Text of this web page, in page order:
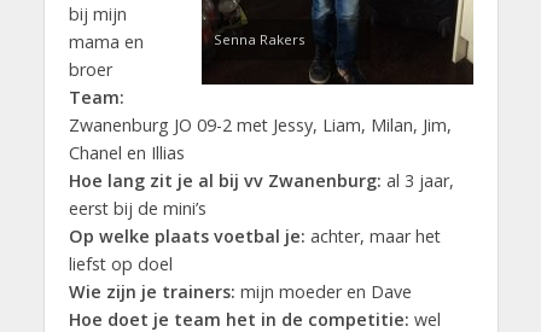
Senna Rakers
bij mijn
mama en
broer
Team:
Zwanenburg JO 09-2 met Jessy, Liam, Milan, Jim,
Chanel en Illias
Hoe lang zit je al bij vv Zwanenburg: al 3 jaar,
eerst bij de mini’s
Op welke plaats voetbal je: achter, maar het
liefst op doel
Wie zijn je trainers: mijn moeder en Dave
Hoe doet je team het in de competitie: wel